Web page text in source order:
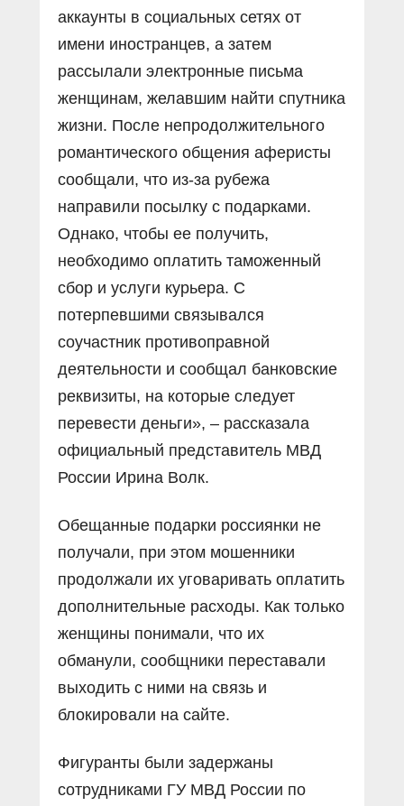
аккаунты в социальных сетях от
имени иностранцев, а затем
рассылали электронные письма
женщинам, желавшим найти спутника
жизни. После непродолжительного
романтического общения аферисты
сообщали, что из-за рубежа
направили посылку с подарками.
Однако, чтобы ее получить,
необходимо оплатить таможенный
сбор и услуги курьера. С
потерпевшими связывался
соучастник противоправной
деятельности и сообщал банковские
реквизиты, на которые следует
перевести деньги», – рассказала
официальный представитель МВД
России Ирина Волк.
Обещанные подарки россиянки не
получали, при этом мошенники
продолжали их уговаривать оплатить
дополнительные расходы. Как только
женщины понимали, что их
обманули, сообщники переставали
выходить с ними на связь и
блокировали на сайте.
Фигуранты были задержаны
сотрудниками ГУ МВД России по